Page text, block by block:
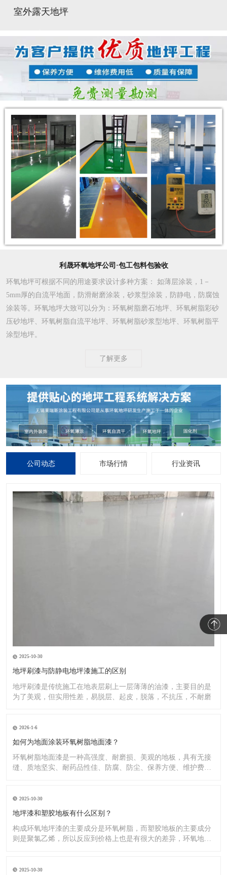
室外露天地坪
利晟环氧地坪公司·包工包料包验收
环氧地坪可根据不同的用途要求设计多种方案 ： 如薄层涂装，1－
5mm厚的自流平地面，防滑耐磨涂装，砂浆型涂装，防静电，防腐蚀
涂装等。环氧地坪大致可以分为：环氧树脂磨石地坪、环氧树脂彩砂
压砂地坪、环氧树脂自流平地坪、环氧树脂砂浆型地坪、环氧树脂平
涂型地坪。
了解更多
公司动态 市场行情 行业资讯
2025-10-30
地坪刷漆与防静电地坪漆施工的区别
地坪刷漆是传统施工在地表层刷上一层薄薄的油漆，主要目的是
为了美观，但实用性差，易脱层、起皮，脱落，不抗压，不耐磨
2026-1-6
如何为地面涂装环氧树脂地面漆？
环氧树脂地面漆是一种高强度、耐磨损、美观的地板，具有无接
缝、质地坚实、耐药品性佳、防腐、防尘、保养方便、维护费用
2025-10-30
地坪漆和塑胶地板有什么区别？
构成环氧地坪漆的主要成分是环氧树脂，而塑胶地板的主要成分
则是聚氯乙烯，所以反应到价格上也是有很大的差异，环氧地坪
2025-10-30